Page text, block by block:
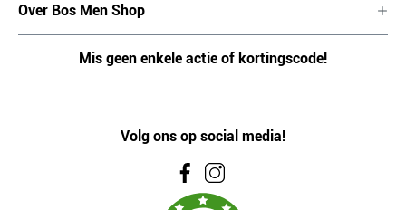
Over Bos Men Shop
Mis geen enkele actie of kortingscode!
Volg ons op social media!